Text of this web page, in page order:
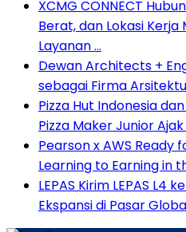
XCMG CONNECT
Berat, dan Lokasi
Layanan …
Dewan Architects +
sebagai Firma
Pizza Hut Indonesia
Pizza Maker Junior
Pearson x AWS Ready
Learning to Earning in
LEPAS Kirim LEPAS L4
Ekspansi di Pasar